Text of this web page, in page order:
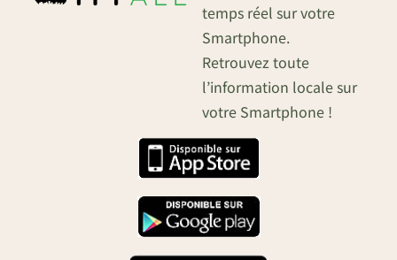
temps réel sur votre
Smartphone.
Retrouvez toute
l’information locale sur
votre Smartphone !